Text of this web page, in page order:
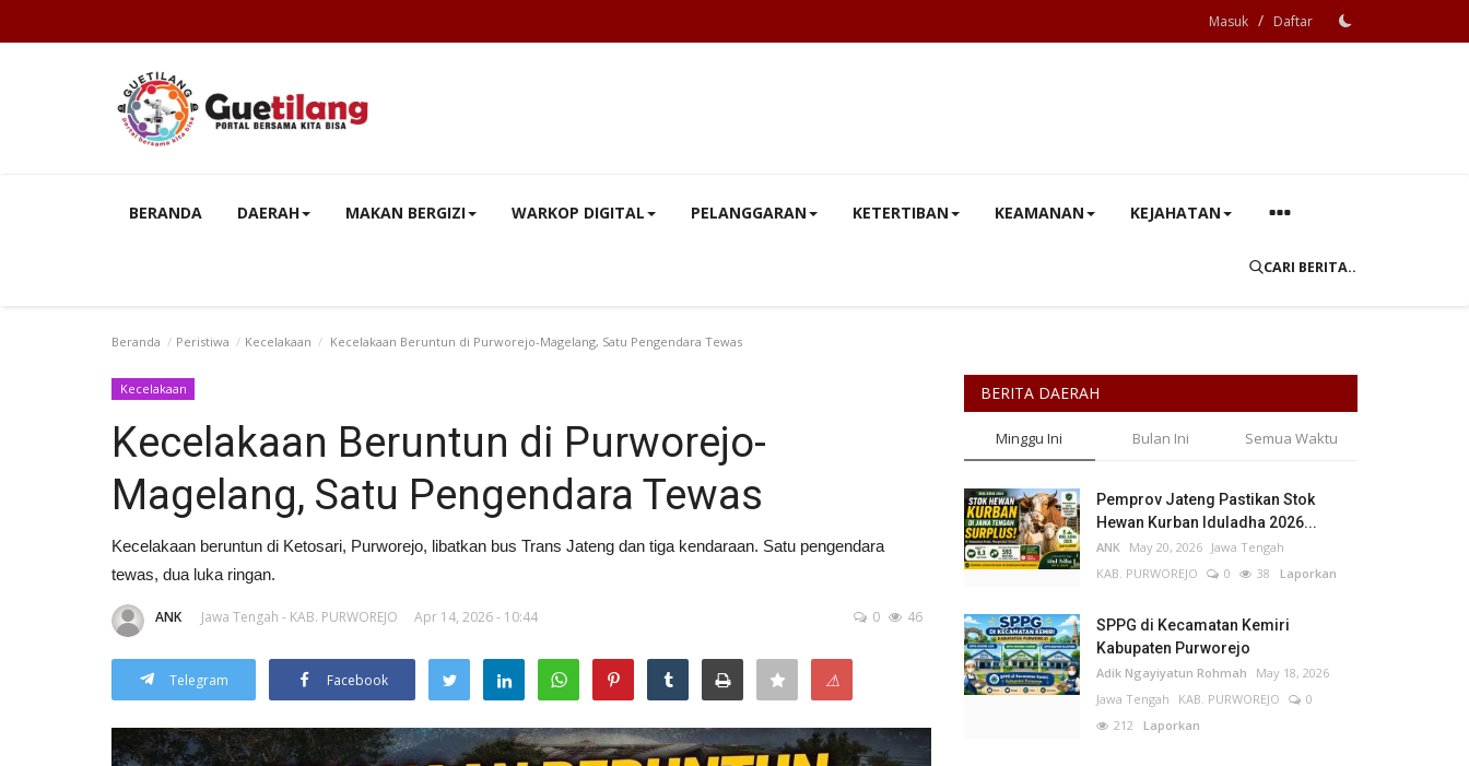
Masuk / Daftar
BERANDA DAERAH MAKAN BERGIZI WARKOP DIGITAL PELANGGARAN KETERTIBAN KEAMANAN KEJAHATAN
CARI BERITA..
Beranda Peristiwa Kecelakaan Kecelakaan Beruntun di Purworejo-Magelang, Satu Pengendara Tewas
Kecelakaan
Kecelakaan Beruntun di Purworejo-
Magelang, Satu Pengendara Tewas
Kecelakaan beruntun di Ketosari, Purworejo, libatkan bus Trans Jateng dan tiga kendaraan. Satu pengendara
tewas, dua luka ringan.
ANK Jawa Tengah - KAB. PURWOREJO Apr 14, 2026 - 10:44 0 46
Telegram Facebook ⚠
BERITA DAERAH
Minggu Ini Bulan Ini Semua Waktu
Pemprov Jateng Pastikan Stok
Hewan Kurban Iduladha 2026...
ANK May 20, 2026 Jawa Tengah
KAB. PURWOREJO
0 38 Laporkan
SPPG di Kecamatan Kemiri
Kabupaten Purworejo
Adik Ngayiyatun Rohmah
May 18, 2026
Jawa Tengah
KAB. PURWOREJO
0
212 Laporkan